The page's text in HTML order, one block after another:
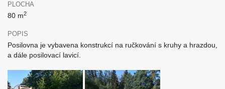
PLOCHA
80 m2
POPIS
Posilovna je vybavena konstrukcí na ručkování s kruhy a hrazdou,
a dále posilovací lavicí.